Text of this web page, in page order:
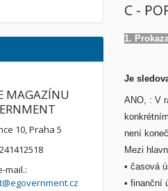
C -
1.
Je
ANO, : V
není
Mezi
• časová
• finanční
MAGAZÍNU
10, Praha 5
mail.: